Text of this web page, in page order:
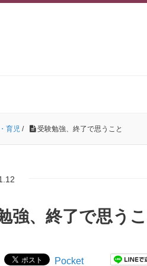
育児 / 受験勉強、終了で思うこと
強、終了で思う
Pocket